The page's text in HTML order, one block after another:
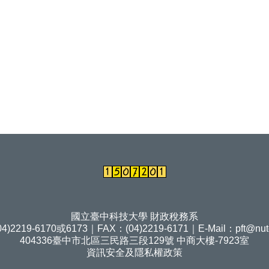
國立臺中科技大學 財政稅務系
6170或6173｜FAX：(04)2219-6171｜E-Mail：
404336臺中市北區三民路三段129號 中商大樓-7923室
資訊安全及隱私權政策